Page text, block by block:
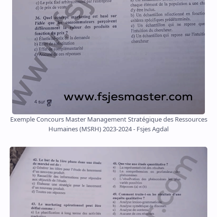
Exemple Concours Master Management Stratégique des Ressources
Humaines (MSRH) 2023-2024 - Fsjes Agdal